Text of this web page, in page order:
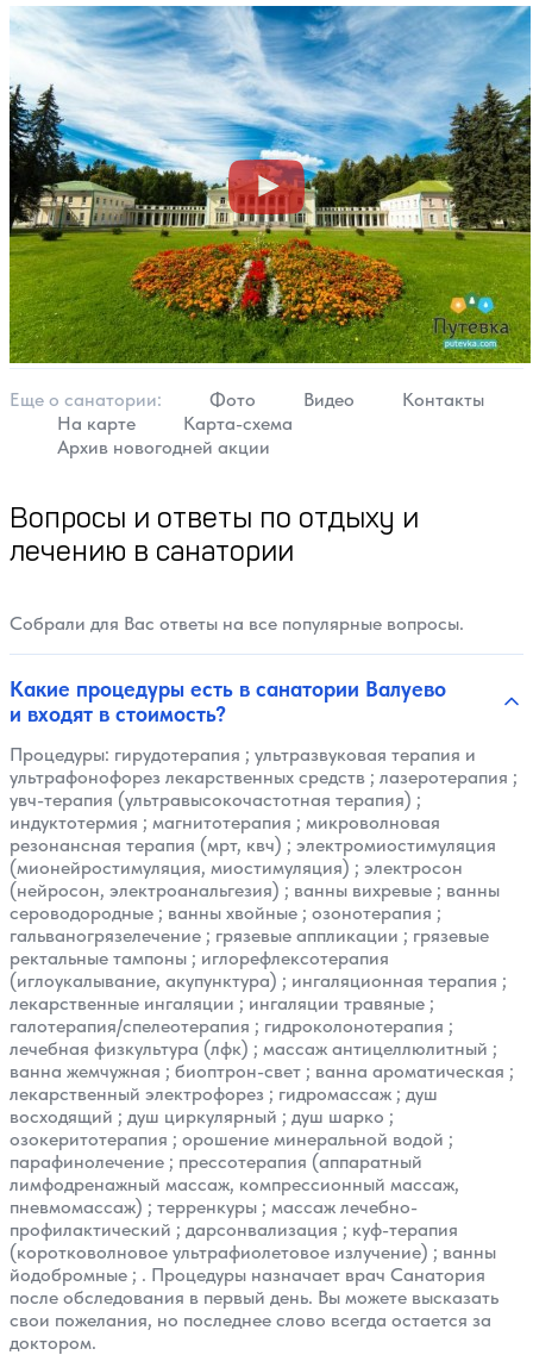
Еще о cанатории: Фото Видео
Контакты
На карте
Карта-схема
Архив новогодней акции
Вопросы и ответы по отдыху и
лечению в санатории
Собрали для Вас ответы на все популярные вопросы.
Какие процедуры есть в санатории Валуево
и входят в стоимость?
Процедуры: гирудотерапия ; ультразвуковая терапия и
ультрафонофорез лекарственных средств ; лазеротерапия ;
увч-терапия (ультравысокочастотная терапия) ;
индуктотермия ; магнитотерапия ; микроволновая
резонансная терапия (мрт, квч) ; электромиостимуляция
(мионейростимуляция, миостимуляция) ; электросон
(нейросон, электроанальгезия) ; ванны вихревые ; ванны
сероводородные ; ванны хвойные ; озонотерапия ;
гальваногрязелечение ; грязевые аппликации ; грязевые
ректальные тампоны ; иглорефлексотерапия
(иглоукалывание, акупунктура) ; ингаляционная терапия ;
лекарственные ингаляции ; ингаляции травяные ;
галотерапия/спелеотерапия ; гидроколонотерапия ;
лечебная физкультура (лфк) ; массаж антицеллюлитный ;
ванна жемчужная ; биоптрон-свет ; ванна ароматическая ;
лекарственный электрофорез ; гидромассаж ; душ
восходящий ; душ циркулярный ; душ шарко ;
озокеритотерапия ; орошение минеральной водой ;
парафинолечение ; прессотерапия (аппаратный
лимфодренажный массаж, компрессионный массаж,
пневмомассаж) ; терренкуры ; массаж лечебно-
профилактический ; дарсонвализация ; куф-терапия
(коротковолновое ультрафиолетовое излучение) ; ванны
йодобромные ; . Процедуры назначает врач Санатория
после обследования в первый день. Вы можете высказать
свои пожелания, но последнее слово всегда остается за
доктором.